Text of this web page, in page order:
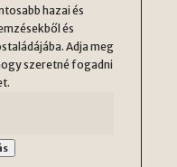
hazai és
és
Adja meg
szeretné fogadni